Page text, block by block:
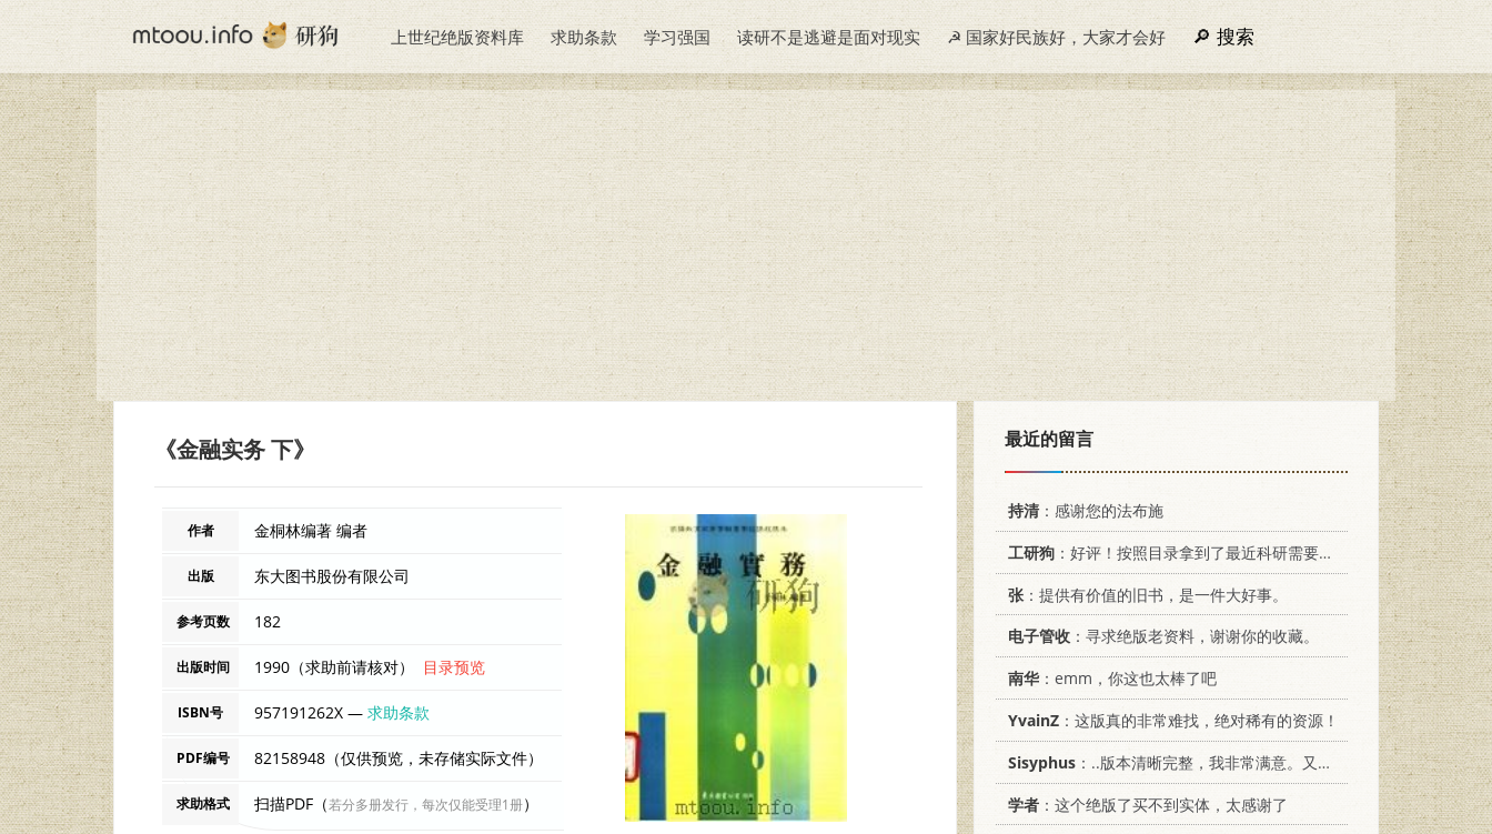
上世纪绝版资料库 求助条款 学习强国 读研不是逃避是面对现实 ☭ 国家好民族好，大家才会好 搜索
《金融实务 下》
作者 金桐林编著 编者
出版 东大图书股份有限公司
参考页数 182
出版时间 1990（求助前请核对） 目录预览
ISBN号 957191262X —求助条款
PDF编号 82158948（仅供预览，未存储实际文件）
求助格式 扫描PDF（若分多册发行，每次仅能受理1册）
最近的留言
持清：感谢您的法布施
工研狗 ：好评！按照目录拿到了最近科研需要的材料！
张 ：提供有价值的旧书，是一件大好事。
电子管收 ：寻求绝版老资料，谢谢你的收藏。
南华：emm，你这也太棒了吧
YvainZ ：这版真的非常难找，绝对稀有的资源！
Sisyphus ：..版本清晰完整，我非常满意。又及，这本《话语的真相》...
学者 ：这个绝版了买不到实体，太感谢了